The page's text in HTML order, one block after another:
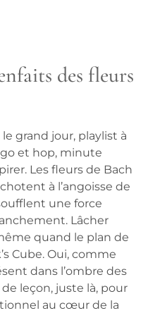
des fleurs
grand jour, playlist à
et hop, minute
Les fleurs de Bach
à l’angoisse de
une force
Lâcher
quand le plan de
Cube. Oui, comme
dans l’ombre des
leçon, juste là, pour
au cœur de la